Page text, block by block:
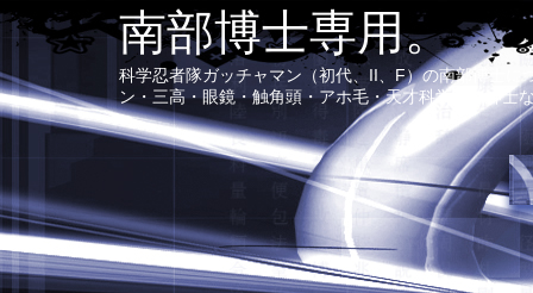
南部博士専用。
科学忍者隊ガッチャマン（初代、II、F）の南部博士
ン・三高・眼鏡・触角頭・アホ毛・天才科学者で紳士